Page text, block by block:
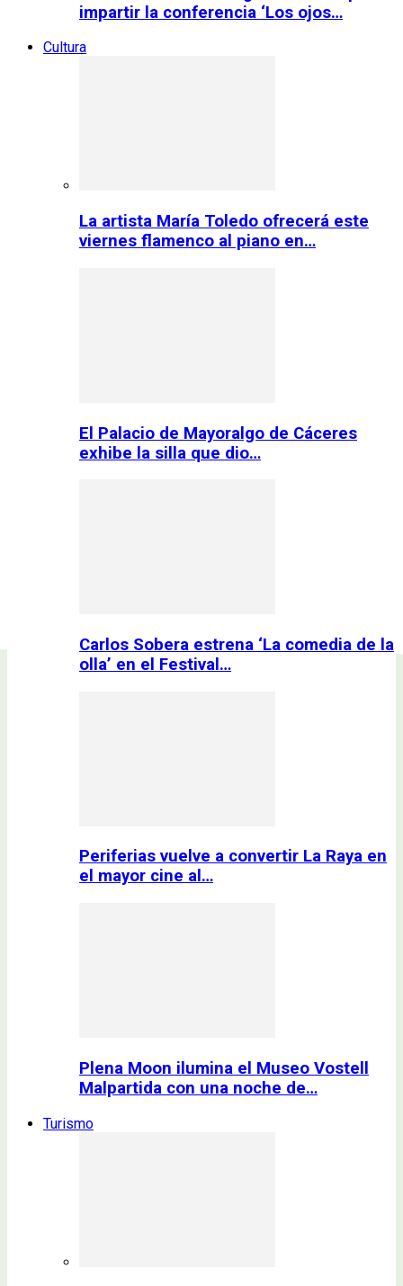
impartir la conferencia ‘Los ojos…
Cultura
La artista María Toledo ofrecerá este
viernes flamenco al piano en…
El Palacio de Mayoralgo de Cáceres
exhibe la silla que dio…
Carlos Sobera estrena ‘La comedia de la
olla’ en el Festival…
Periferias vuelve a convertir La Raya en
el mayor cine al…
Plena Moon ilumina el Museo Vostell
Malpartida con una noche de…
Turismo